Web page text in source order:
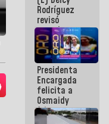
2026
Rodríguez
revisó
agenda
económica y
ejecución de
fondos de
emergencia
post-sismos
Presidenta
Encargada
felicita a
Osmaidy
Arias y
Giraly